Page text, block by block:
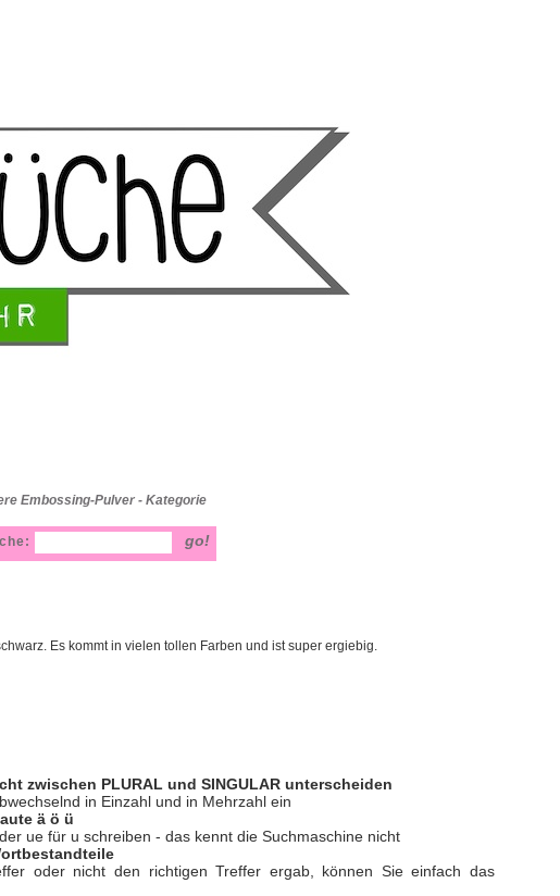
Embossing-Pulver - Kategorie
Es kommt in vielen tollen Farben und ist super ergiebig.
zwischen PLURAL und SINGULAR unterscheiden
in Einzahl und in Mehrzahl ein
ä ö ü
ue für u schreiben - das kennt die Suchmaschine nicht
oder nicht den richtigen Treffer ergab, können Sie einfach das